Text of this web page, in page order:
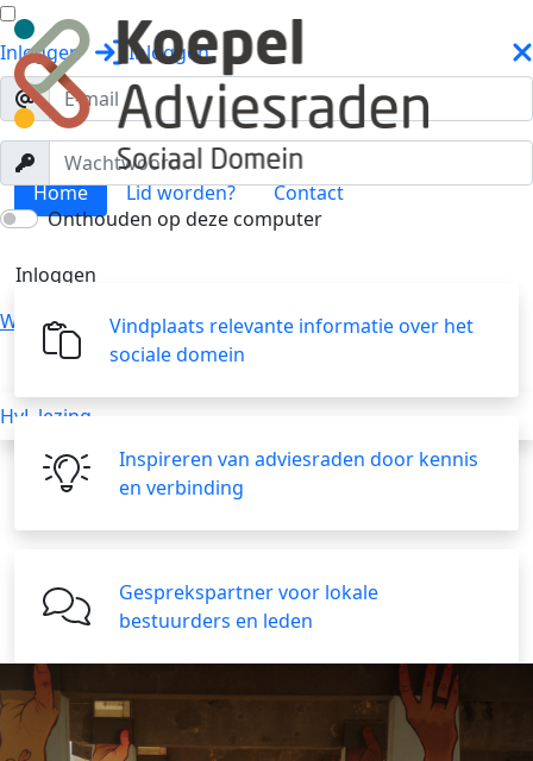
Inloggen Inloggen
Onthouden op deze computer
Inloggen
Wachtwoord opvragen
HvL lezing
Home Lid worden? Contact
Vindplaats relevante informatie over het
sociale domein
Inspireren van adviesraden door kennis
en verbinding
Gesprekspartner voor lokale
bestuurders en leden